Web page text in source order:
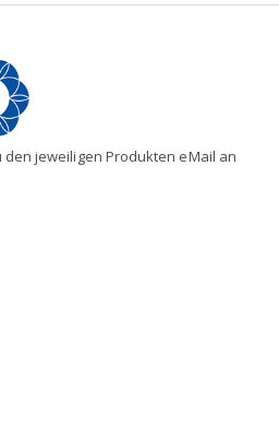
jeweiligen Produkten eMail an